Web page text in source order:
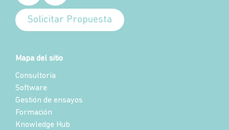
Solicitar Propuesta
Mapa del sitio
Consultoría
Software
Gestión de ensayos
Formación
Knowledge Hub